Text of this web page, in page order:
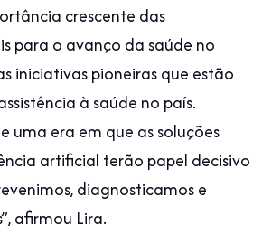
crescente das
para o avanço da saúde no
iniciativas pioneiras que estão
à saúde no país.
uma era em que as soluções
artificial terão papel decisivo
diagnosticamos e
afirmou Lira.